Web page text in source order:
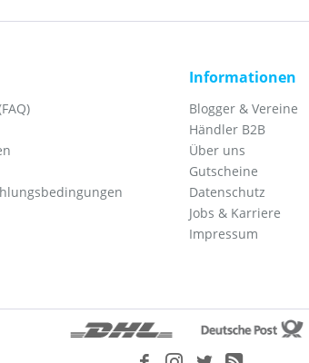
Informationen
Blogger & Vereine
Händler B2B
Über uns
Gutscheine
Datenschutz
Jobs & Karriere
Impressum